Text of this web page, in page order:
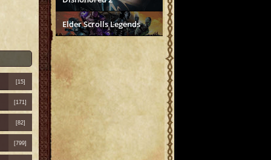
Elder Scrolls Legends
[15]
[171]
[82]
[799]